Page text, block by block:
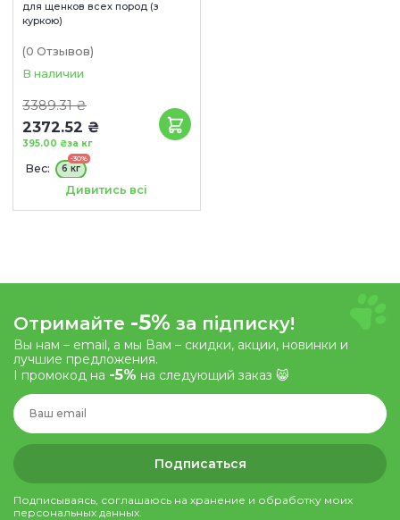
для щенков всех пород (з
куркою)
(0 Отзывов)
В наличии
3389.31 ₴
2372.52 ₴
за кг
395.00 ₴
Вес:
-30%
6 кг
Сроки годности:
09/10/2026
Дивитись всі
Отримайте -5% за підписку!
Вы нам – email, а мы Вам – скидки, акции, новинки и
лучшие предложения.
І промокод на -5% на следующий заказ 😸
Подписаться
Подписываясь, соглашаюсь на хранение и обработку моих
персональных данных.